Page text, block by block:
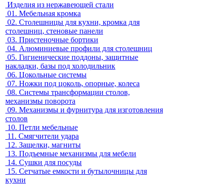
Изделия из нержавеющей стали
01. Мебельная кромка
02. Столешницы для кухни, кромка для
столешниц, стеновые панели
03. Пристеночные бортики
04. Алюминиевые профили для столешниц
05. Гигиенические поддоны, защитные
накладки, базы под холодильник
06. Цокольные системы
07. Ножки под цоколь, опорные, колеса
08. Системы трансформации столов,
механизмы поворота
09. Механизмы и фурнитура для изготовления
столов
10. Петли мебельные
11. Смягчители удара
12. Защелки, магниты
13. Подъемные механизмы для мебели
14. Сушки для посуды
15. Сетчатые емкости и бутылочницы для
кухни